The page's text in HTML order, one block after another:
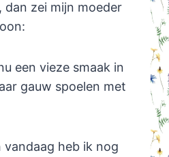
zei mijn moeder
een vieze smaak in
gauw spoelen met
heb ik nog